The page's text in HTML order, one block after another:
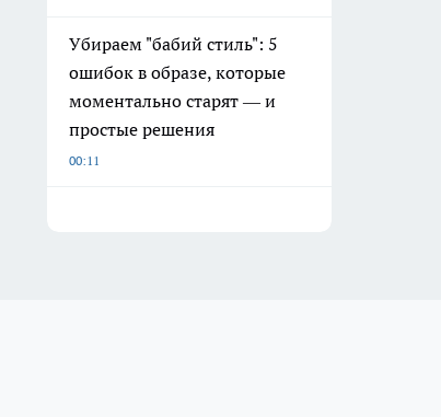
Убираем "бабий стиль": 5
ошибок в образе, которые
моментально старят — и
простые решения
00:11